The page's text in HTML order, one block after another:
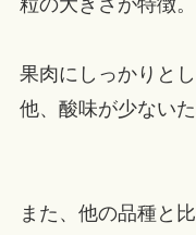
果肉にしっかりと
他、酸味が少ない
また、他の品種と